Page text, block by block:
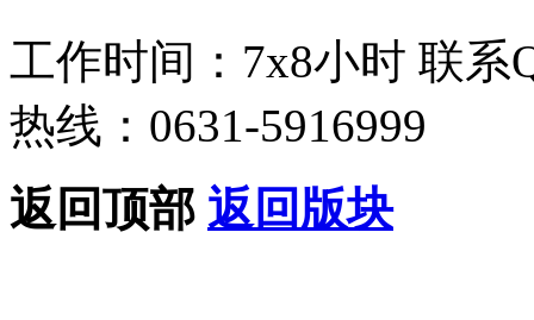
工作时间：7x8小时 联系
热线：0631-5916999
返回顶部 返回版块